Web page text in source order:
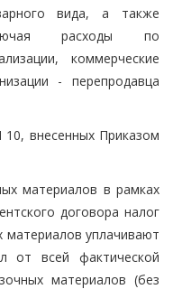
вида, а также
расходы по
коммерческие
- перепродавца
внесенных Приказом
материалов в рамках
договора налог
материалов уплачивают
от всей фактической
материалов (без